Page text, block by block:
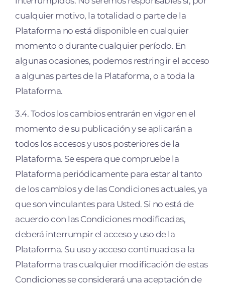
cualquier motivo, la totalidad o parte de la
Plataforma no está disponible en cualquier
momento o durante cualquier período. En
algunas ocasiones, podemos restringir el acceso
a algunas partes de la Plataforma, o a toda la
Plataforma.
3.4. Todos los cambios entrarán en vigor en el
momento de su publicación y se aplicarán a
todos los accesos y usos posteriores de la
Plataforma. Se espera que compruebe la
Plataforma periódicamente para estar al tanto
de los cambios y de las Condiciones actuales, ya
que son vinculantes para Usted. Si no está de
acuerdo con las Condiciones modificadas,
deberá interrumpir el acceso y uso de la
Plataforma. Su uso y acceso continuados a la
Plataforma tras cualquier modificación de estas
Condiciones se considerará una aceptación de